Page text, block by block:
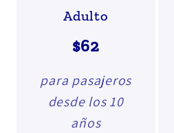
Adulto
$62
para pasajeros
desde los 10
años